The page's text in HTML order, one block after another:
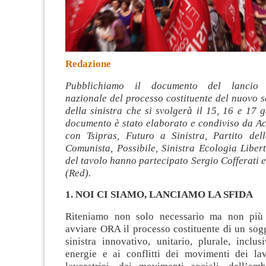
Redazione
Pubblichiamo il documento del lancio
nazionale del processo costituente del nuovo
della sinistra che si svolgerà il 15, 16 e 17
documento è stato elaborato e condiviso da
con Tsipras, Futuro a Sinistra, Partito
Comunista, Possibile, Sinistra Ecologia
del tavolo hanno partecipato Sergio Cofferati
(Red).
1. NOI CI SIAMO, LANCIAMO LA SFIDA
Riteniamo non solo necessario ma non più
avviare ORA il processo costituente di un
sinistra innovativo, unitario, plurale,
energie e ai conflitti dei movimenti dei